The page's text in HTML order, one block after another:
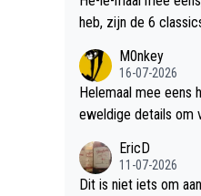
heb, zijn de 6
M0nkey
16-07-2026
Helemaal mee eens
eweldige details om
EricD
11-07-2026
Dit is niet iets om